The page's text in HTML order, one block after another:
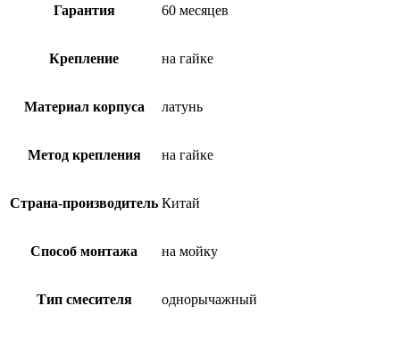
Гарантия 60 месяцев
Крепление на гайке
Материал корпуса латунь
Метод крепления на гайке
Страна-производитель Китай
Способ монтажа на мойку
Тип смесителя однорычажный